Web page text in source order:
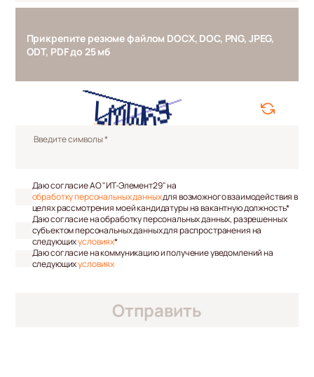
Прикрепите резюме файлом DOCX, DOC, PNG, JPEG,
ODT, PDF до 25 мб
Введите символы *
Даю согласие АО "ИТ-Элемент29" на
обработку персональных данныхдля возможного взаимодействия в
целях рассмотрения моей кандидатуры на вакантную должность*
Даю согласие на обработку персональных данных, разрешенных
субъектом персональных данных для распространения на
следующихусловиях*
Даю согласие на коммуникацию и получение уведомлений на
следующихусловиях